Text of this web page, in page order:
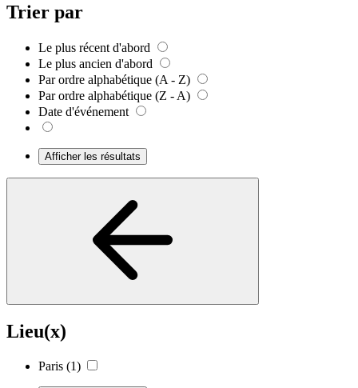
Trier par
Le plus récent d'abord
Le plus ancien d'abord
Par ordre alphabétique (A - Z)
Par ordre alphabétique (Z - A)
Date d'événement
Afficher les résultats
Lieu(x)
Paris (1)